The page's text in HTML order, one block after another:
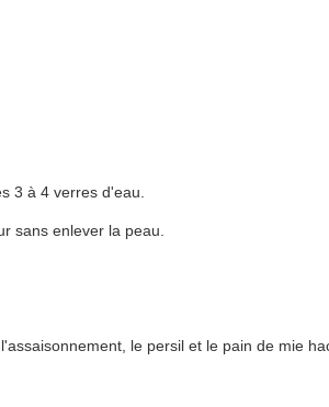
3 à 4 verres d'eau.
sans enlever la peau.
le persil et le pain de mie